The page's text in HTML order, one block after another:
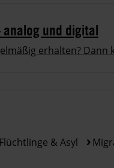
und digital
erhalten? Dann
Flüchtlinge & Asyl